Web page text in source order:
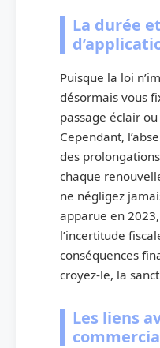
La durée
Puisque la loi
désormais vous
passage éclair
Cependant,
des
chaque
ne négligez
apparue en
l’incertitude
conséquences
croyez-le, la
Les liens